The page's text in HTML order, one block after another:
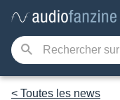
< Toutes les news